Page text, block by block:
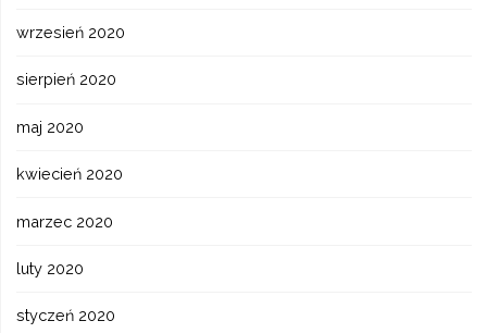
wrzesień 2020
sierpień 2020
maj 2020
kwiecień 2020
marzec 2020
luty 2020
styczeń 2020